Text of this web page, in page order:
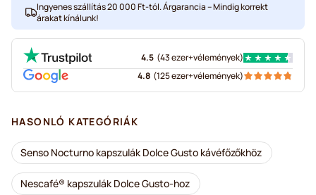
Ingyenes szállítás 20 000 Ft-tól. Árgarancia – Mindig korrekt
árakat kínálunk!
4.5 (43 ezer+vélemények)
4.8 (125 ezer+vélemények)
HASONLÓ KATEGÓRIÁK
Senso Nocturno kapszulák Dolce Gusto kávéfőzőkhöz
Nescafé® kapszulák Dolce Gusto-hoz